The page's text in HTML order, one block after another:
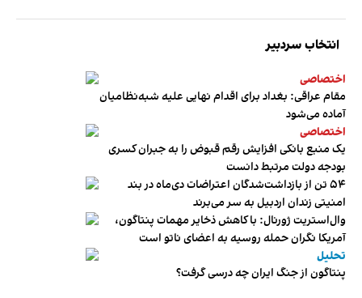
انتخاب سردبیر
اختصاصی
مقام عراقی: بغداد برای اقدام نهایی علیه شبه‌نظامیان
آماده می‌شود
اختصاصی
یک منبع بانکی افزایش رقم قبوض را به جبران کسری
بودجه دولت مرتبط دانست
۵۴ تن از بازداشت‌شدگان اعتراضات دی‌ماه در بند
امنیتی زندان اردبیل به سر می‌برند
وال‌استریت ژورنال: با کاهش ذخایر مهمات پنتاگون،
آمریکا نگران حمله روسیه به اعضای ناتو‌ است
تحلیل
پنتاگون از جنگ ایران چه درسی گرفت؟